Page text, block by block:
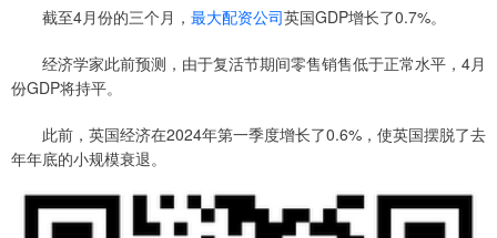
截至4月份的三个月， 最大配资公司英国GDP增长了0.7%。
经济学家此前预测，由于复活节期间零售销售低于正常水平，4月
份GDP将持平。
此前，英国经济在2024年第一季度增长了0.6%，使英国摆脱了去
年年底的小规模衰退。